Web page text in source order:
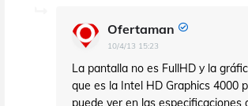
Ofertaman
10/4/13 15:23
La pantalla no es FullHD y la
que es la Intel HD Graphics 4000
puede ver en las especificaciones